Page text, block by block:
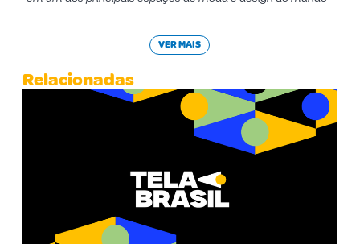
VER MAIS
Relacionadas